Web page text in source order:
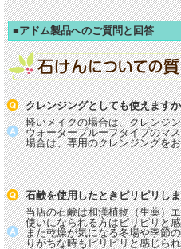
■アドム製品へのご質問と回答
クレンジングとしても使えます
軽いメイクの場合は、クレンジ
ウォータープルーフタイプのマ
場合は、専用のクレンジングを
石鹸を使用したときピリピリし
当店の石鹸は和漢植物（生薬）
使いになられる方はピリピリと
また乾燥が気になる冬場や季節
りがちな時もピリピリと感じら